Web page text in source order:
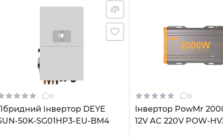
0
інвертор DEYE
50K-SG01HP3-EU-BM4
0
Інвертор PowMr
12V AC 220V POW-